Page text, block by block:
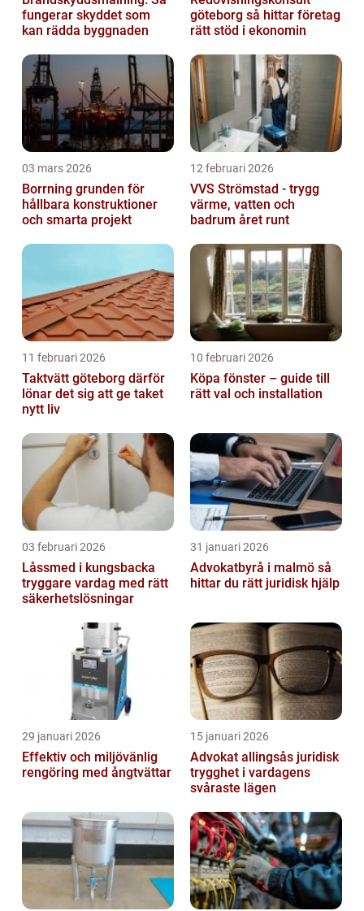
fungerar skyddet som
kan rädda byggnaden
göteborg så hittar företag
rätt stöd i ekonomin
03 mars 2026
Borrning grunden för
hållbara konstruktioner
och smarta projekt
12 februari 2026
VVS Strömstad - trygg
värme, vatten och
badrum året runt
11 februari 2026
Taktvätt göteborg därför
lönar det sig att ge taket
nytt liv
10 februari 2026
Köpa fönster – guide till
rätt val och installation
03 februari 2026
Låssmed i kungsbacka
tryggare vardag med rätt
säkerhetslösningar
31 januari 2026
Advokatbyrå i malmö så
hittar du rätt juridisk hjälp
29 januari 2026
Effektiv och miljövänlig
rengöring med ångtvättar
15 januari 2026
Advokat allingsås juridisk
trygghet i vardagens
svåraste lägen